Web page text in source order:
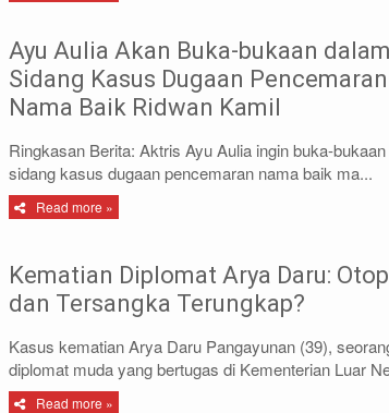
Ayu Aulia Akan Buka-bukaan dalam
Sidang Kasus Dugaan Pencemaran
Nama Baik Ridwan Kamil
Ringkasan Berita: Aktris Ayu Aulia ingin buka-
sidang kasus dugaan pencemaran nama baik ma...
Read more »
Kematian Diplomat Arya Daru:
dan Tersangka Terungkap?
Kasus kematian Arya Daru Pangayunan (39),
diplomat muda yang bertugas di Kementerian Luar
Read more »